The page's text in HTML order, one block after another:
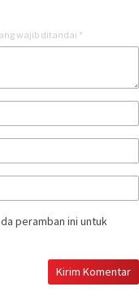
wajib ditandai *
peramban ini untuk